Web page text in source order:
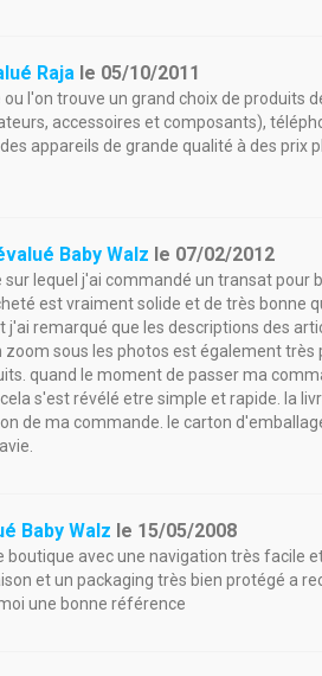
Raja le 05/10/2011
l'on trouve un grand choix de produits
accessoires et composants),
appareils de grande qualité à des prix
Baby Walz le 07/02/2012
sur lequel j'ai commandé un transat
est vraiment solide et de très bonne
j'ai remarqué que les descriptions des
sous les photos est également
quand le moment de passer ma
s'est révélé etre simple et rapide. la
de ma commande. le carton
Baby Walz le 15/05/2008
boutique avec une navigation très facile
et un packaging très bien protégé a
une bonne référence